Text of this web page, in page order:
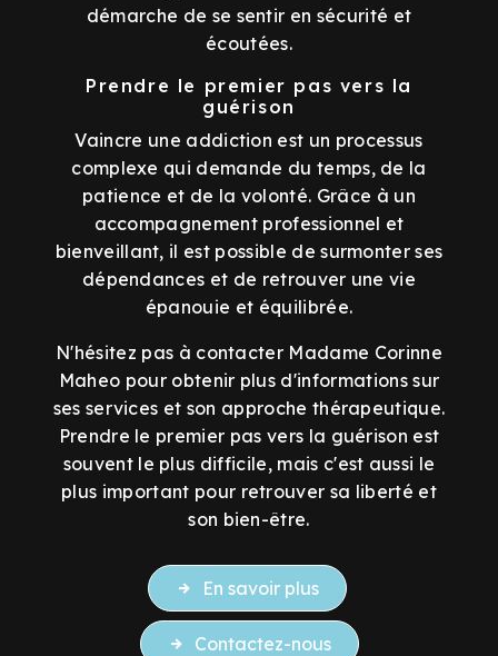
démarche de se sentir en sécurité et
écoutées.
Prendre le premier pas vers la
guérison
Vaincre une addiction est un processus
complexe qui demande du temps, de la
patience et de la volonté. Grâce à un
accompagnement professionnel et
bienveillant, il est possible de surmonter ses
dépendances et de retrouver une vie
épanouie et équilibrée.
N'hésitez pas à contacter Madame Corinne
Maheo pour obtenir plus d'informations sur
ses services et son approche thérapeutique.
Prendre le premier pas vers la guérison est
souvent le plus difficile, mais c'est aussi le
plus important pour retrouver sa liberté et
son bien-être.
En savoir plus
Contactez-nous